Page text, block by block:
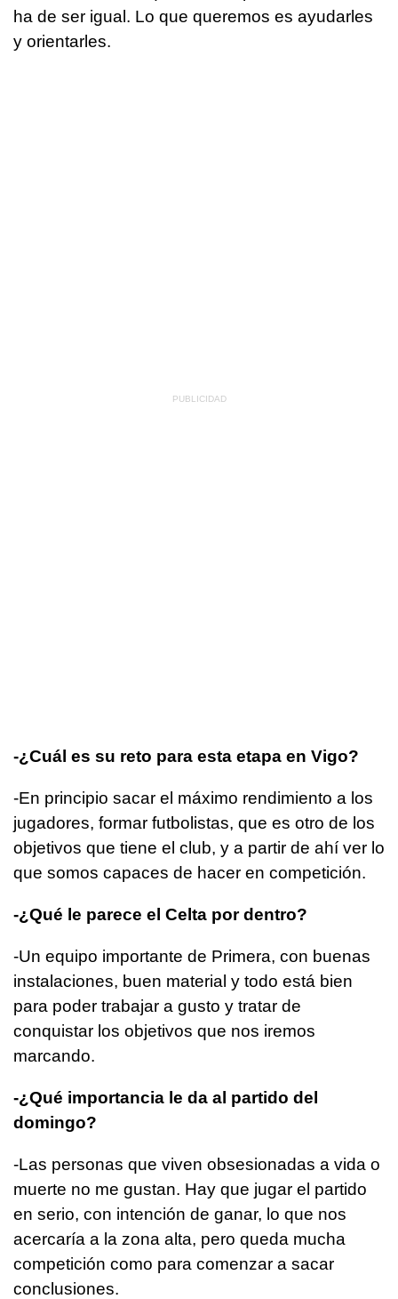
ha de ser igual. Lo que queremos es ayudarles
y orientarles.
-¿Cuál es su reto para esta etapa en Vigo?
-En principio sacar el máximo rendimiento a los
jugadores, formar futbolistas, que es otro de los
objetivos que tiene el club, y a partir de ahí ver lo
que somos capaces de hacer en competición.
-¿Qué le parece el Celta por dentro?
-Un equipo importante de Primera, con buenas
instalaciones, buen material y todo está bien
para poder trabajar a gusto y tratar de
conquistar los objetivos que nos iremos
marcando.
-¿Qué importancia le da al partido del
domingo?
-Las personas que viven obsesionadas a vida o
muerte no me gustan. Hay que jugar el partido
en serio, con intención de ganar, lo que nos
acercaría a la zona alta, pero queda mucha
competición como para comenzar a sacar
conclusiones.